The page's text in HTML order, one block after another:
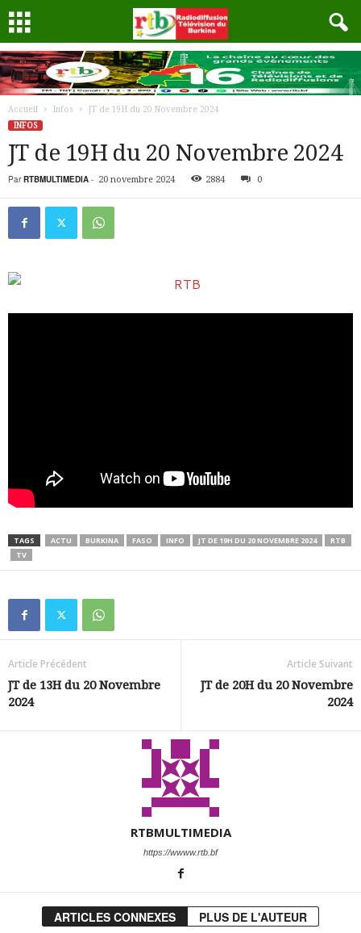
Accueil Infos
JT de 19H du 20 Novembre 2024
INFOS
JT de 19H du 20 Novembre 2024
Par RTBMULTIMEDIA - 20 novembre 2024 2884 0
TAGS ACTU BURKINA FASO INFO JT DE 19H DU 20 NOVEMBRE 2024
RTB
TV
Article Précédent
JT de 13H du 20 Novembre
2024
Article Suivant
JT de 20H du 20 Novembre
2024
RTBMULTIMEDIA
https://wwww.rtb.bf
ARTICLES CONNEXES PLUS DE L'AUTEUR